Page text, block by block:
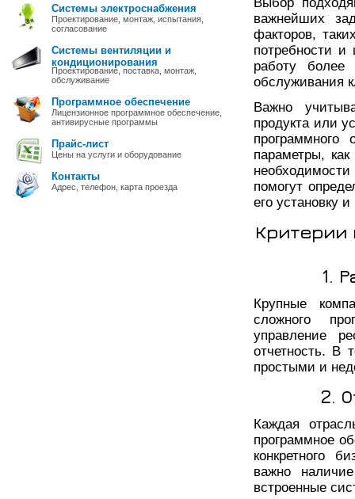
Системы электроснабжения
Проектирование, монтаж, испытания,
согласование
Системы вентиляции и
кондиционирования
Проектирование, поставка, монтаж,
обслуживание
Программное обеспечение
Лицензионное программное обеспечение,
антивирусные программы
Прайс-лист
Цены на услуги и оборудование
Контакты
Адрес, телефон, карта проезда
важнейших
факторов,
потребности
работу более
обслуживания
Важно
продукта или
программного
параметры,
помогут
его установку и
Критерии
1.
Крупные
сложного
управление
отчетность. В
простыми и
2.
Каждая
программное
конкретного
важно
встроенные